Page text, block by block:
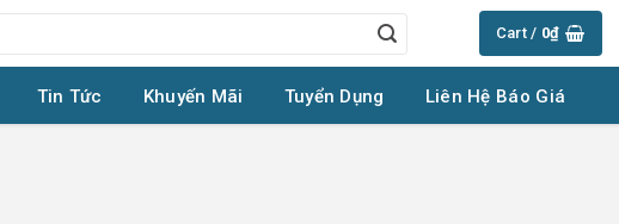
Cart / 0₫
Tin Tức Khuyến Mãi Tuyển Dụng Liên Hệ Báo Giá